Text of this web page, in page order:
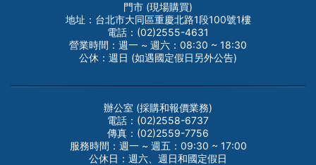
門市 (現場購買)
地址：台北市大同區重慶北路1段100號1樓
電話：(02)2555-4631
營業時間：週一 ~ 週六：08:30 ~ 18:30
公休：週日 (如遇國定假日另外公告)
辦公室 (採購和報價業務)
電話：(02)2558-6737
傳真：(02)2559-7756
服務時間：週一 ~ 週五：09:30 ~ 17:00
公休日：週六、週日和國定假日